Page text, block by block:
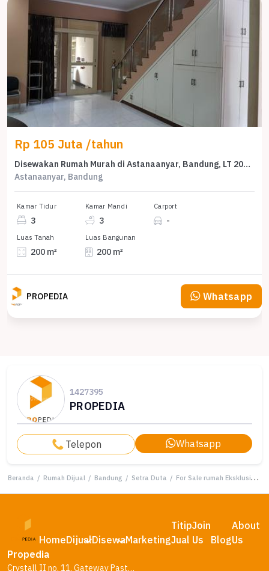
Rp 105 Juta /tahun
Disewakan Rumah Murah di Astanaanyar, Bandung, LT 200m²
Astanaanyar, Bandung
Kamar Tidur
3
Kamar Mandi
3
Carport
-
Luas Tanah
200 m²
Luas Bangunan
200 m²
PROPEDIA Whatsapp
1427395
PROPEDIA
Telepon Whatsapp
Beranda / Rumah Dijual / Bandung / Setra Duta / For Sale rumah Eksklusif di Setra Duta, Bandung - LT 300m²
HomeDijualDisewaMarketing
Titip
Jual
Join
Us
Blog
About
Us
Propedia
Crystall II no. 11, Gateway Pasteur Residence, Bandung – Jawa Barat